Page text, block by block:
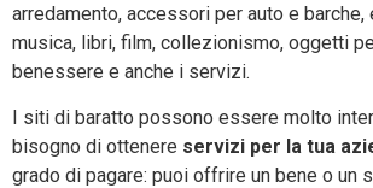
arredamento, accessori per auto e barche,
musica, libri, film, collezionismo, oggetti
benessere e anche i servizi.
I siti di baratto possono essere molto
bisogno di ottenere servizi per la tua
grado di pagare: puoi offrire un bene o un